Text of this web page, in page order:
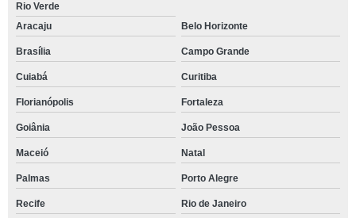
Rio Verde
Aracaju
Belo Horizonte
Brasília Campo Grande
Cuiabá Curitiba
Florianópolis Fortaleza
Goiânia João Pessoa
Maceió Natal
Palmas Porto Alegre
Recife Rio de Janeiro